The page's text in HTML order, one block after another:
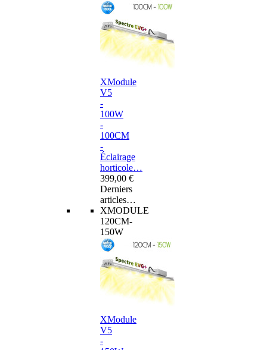
XModule
V5
-
100W
-
100CM
-
Éclairage
horticole…
399,00 €
Derniers
articles…
XMODULE
120CM-
150W
XModule
V5
-